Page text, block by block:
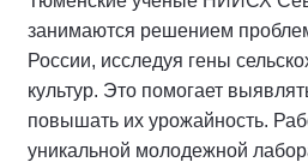
занимаются решением
России, исследуя гены
культур. Это помогает
повышать их урожайность.
уникальной молодежной